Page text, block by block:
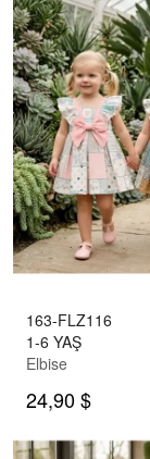
163-FLZ116
1-6 YAŞ
Elbise
24,90 $